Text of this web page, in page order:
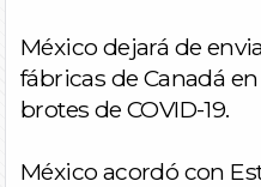
México dejará de
fábricas de Canadá
brotes de COVID-19.
México acordó con